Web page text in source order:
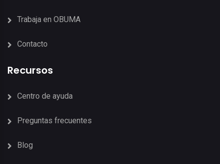
Trabaja en OBUMA
Contacto
Recursos
Centro de ayuda
Preguntas frecuentes
Blog